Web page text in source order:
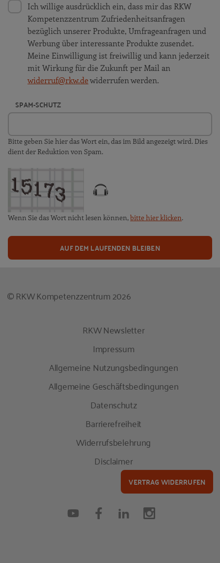
Ich willige ausdrücklich ein, dass mir das RKW
Kompetenzzentrum Zufriedenheitsanfragen
bezüglich unserer Produkte, Umfrageanfragen und
Werbung über interessante Produkte zusendet.
Meine Einwilligung ist freiwillig und kann jederzeit
mit Wirkung für die Zukunft per Mail an
widerruf@rkw.dewiderrufen werden.
SPAM-SCHUTZ
Bitte geben Sie hier das Wort ein, das im Bild angezeigt wird. Dies
dient der Reduktion von Spam.
Wenn Sie das Wort nicht lesen können, bitte hier klicken.
AUF DEM LAUFENDEN BLEIBEN
© RKW Kompetenzzentrum 2026
RKW Newsletter
Impressum
Allgemeine Nutzungsbedingungen
Allgemeine Geschäftsbedingungen
Datenschutz
Barrierefreiheit
Widerrufsbelehrung
Disclaimer
VERTRAG WIDERRUFEN